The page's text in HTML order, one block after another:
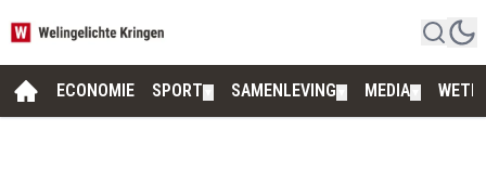
ECONOMIE SPORT SAMENLEVING MEDIA